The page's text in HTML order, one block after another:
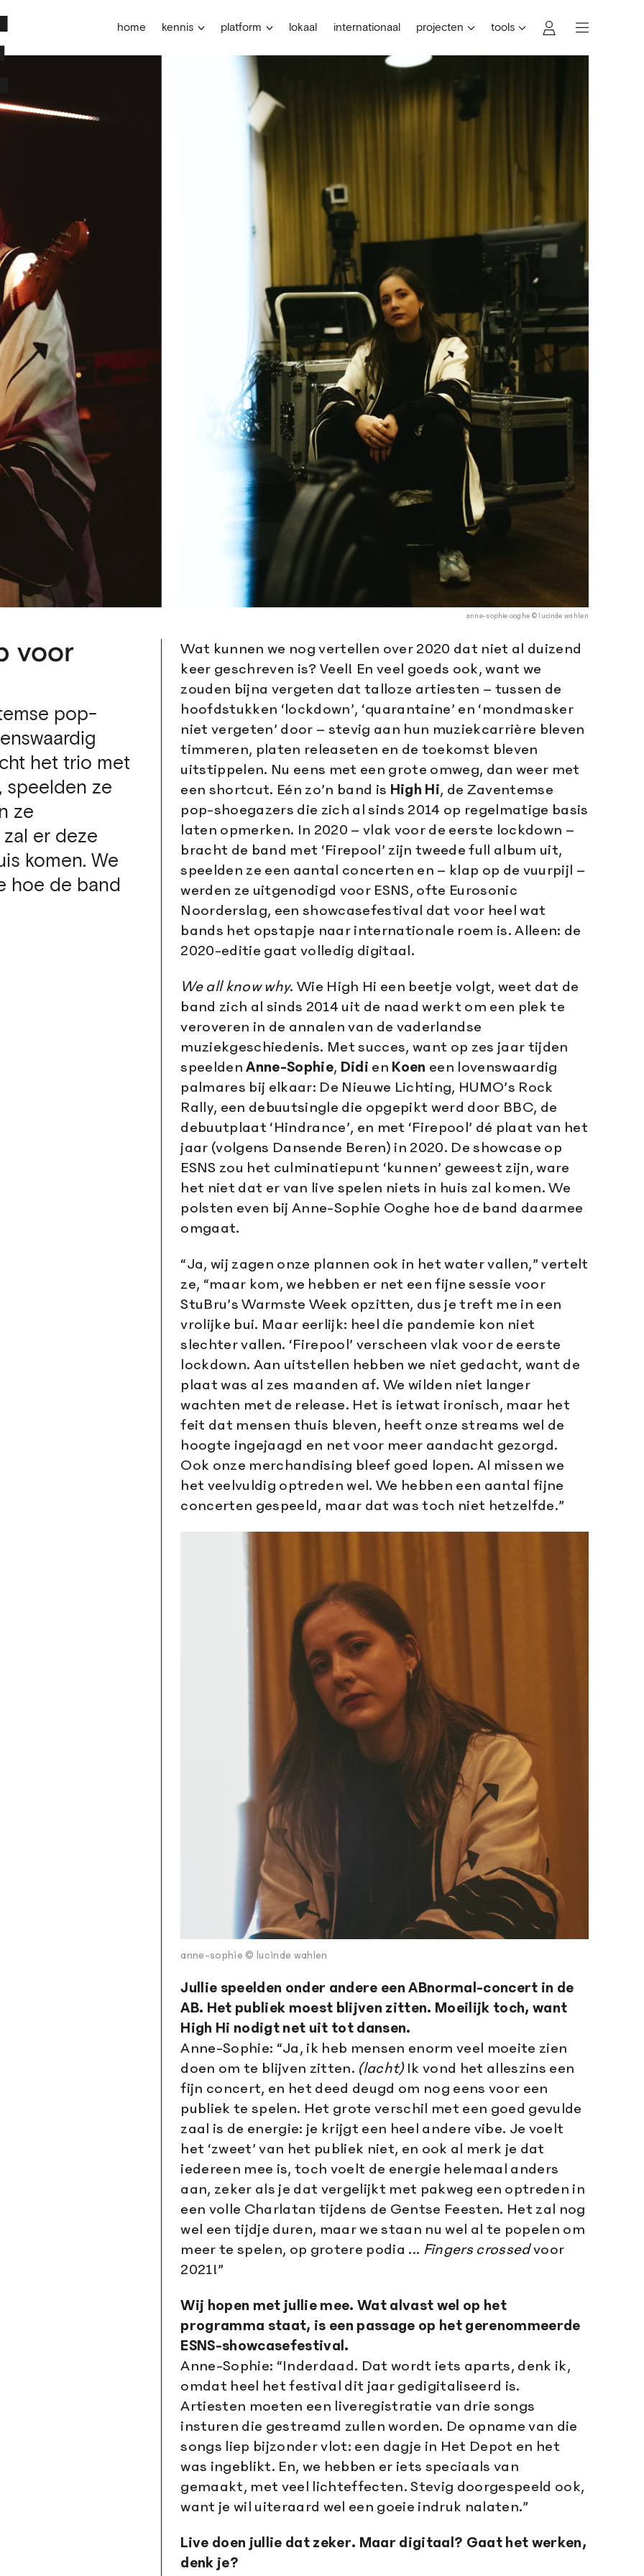
platform
home kennis lokaal internationaal projecten tools
anne-sophie ooghe © lucinde wahlen
voor
pop-
het trio met
speelden ze
ze
er deze
komen. We
hoe de band
Wat kunnen we nog vertellen over 2020 dat niet al duizend
keer geschreven is? Veel! En veel goeds ook, want we
zouden bijna vergeten dat talloze artiesten – tussen de
hoofdstukken ‘lockdown’, ‘quarantaine’ en ‘mondmasker
niet vergeten’ door – stevig aan hun muziekcarrière bleven
timmeren, platen releaseten en de toekomst bleven
uitstippelen. Nu eens met een grote omweg, dan weer met
een shortcut. Eén zo’n band is High Hi, de Zaventemse
pop-shoegazers die zich al sinds 2014 op regelmatige basis
laten opmerken. In 2020 – vlak voor de eerste lockdown –
bracht de band met ‘Firepool’ zijn tweede full album uit,
speelden ze een aantal concerten en – klap op de vuurpijl –
werden ze uitgenodigd voor ESNS, ofte Eurosonic
Noorderslag, een showcasefestival dat voor heel wat
bands het opstapje naar internationale roem is. Alleen: de
2020-editie gaat volledig digitaal.
We all know why. Wie High Hi een beetje volgt, weet dat de
band zich al sinds 2014 uit de naad werkt om een plek te
veroveren in de annalen van de vaderlandse
muziekgeschiedenis. Met succes, want op zes jaar tijden
speeldenAnne-Sophie, Didi en Koen een lovenswaardig
palmares bij elkaar: De Nieuwe Lichting, HUMO’s Rock
Rally, een debuutsingle die opgepikt werd door BBC, de
debuutplaat ‘Hindrance’, en met ‘Firepool’ dé plaat van het
jaar (volgens Dansende Beren) in 2020. De showcase op
ESNS zou het culminatiepunt ‘kunnen’ geweest zijn, ware
het niet dat er van live spelen niets in huis zal komen. We
polsten even bij Anne-Sophie Ooghe hoe de band daarmee
omgaat.
“Ja, wij zagen onze plannen ook in het water vallen,” vertelt
ze, “maar kom, we hebben er net een fijne sessie voor
StuBru’s Warmste Week opzitten, dus je treft me in een
vrolijke bui. Maar eerlijk: heel die pandemie kon niet
slechter vallen. ‘Firepool’ verscheen vlak voor de eerste
lockdown. Aan uitstellen hebben we niet gedacht, want de
plaat was al zes maanden af. We wilden niet langer
wachten met de release. Het is ietwat ironisch, maar het
feit dat mensen thuis bleven, heeft onze streams wel de
hoogte ingejaagd en net voor meer aandacht gezorgd.
Ook onze merchandising bleef goed lopen. Al missen we
het veelvuldig optreden wel. We hebben een aantal fijne
concerten gespeeld, maar dat was toch niet hetzelfde.”
anne-sophie © lucinde wahlen
Jullie speelden onder andere een ABnormal-concert in de
AB. Het publiek moest blijven zitten. Moeilijk toch, want
High Hi nodigt net uit tot dansen.
Anne-Sophie: “Ja, ik heb mensen enorm veel moeite zien
doen om te blijven zitten. (lacht)Ik vond het alleszins een
fijn concert, en het deed deugd om nog eens voor een
publiek te spelen. Het grote verschil met een goed gevulde
zaal is de energie: je krijgt een heel andere vibe. Je voelt
het ‘zweet’ van het publiek niet, en ook al merk je dat
iedereen mee is, toch voelt de energie helemaal anders
aan, zeker als je dat vergelijkt met pakweg een optreden in
een volle Charlatan tijdens de Gentse Feesten. Het zal nog
wel een tijdje duren, maar we staan nu wel al te popelen om
meer te spelen, op grotere podia ... Fingers crossedvoor
2021!”
Wij hopen met jullie mee. Wat alvast wel op het
programma staat, is een passage op het gerenommeerde
ESNS-showcasefestival.
Anne-Sophie: “Inderdaad. Dat wordt iets aparts, denk ik,
omdat heel het festival dit jaar gedigitaliseerd is.
Artiesten moeten een liveregistratie van drie songs
insturen die gestreamd zullen worden. De opname van die
songs liep bijzonder vlot: een dagje in Het Depot en het
was ingeblikt. En, we hebben er iets speciaals van
gemaakt, met veel lichteffecten. Stevig doorgespeeld ook,
want je wil uiteraard wel een goeie indruk nalaten.”
Live doen jullie dat zeker. Maar digitaal? Gaat het werken,
denk je?